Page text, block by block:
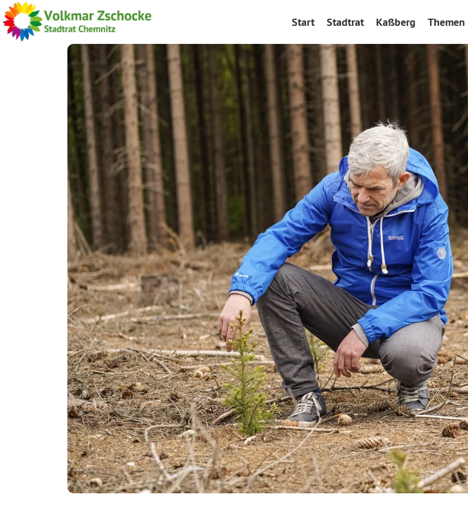
Start Stadtrat Kaßberg Themen